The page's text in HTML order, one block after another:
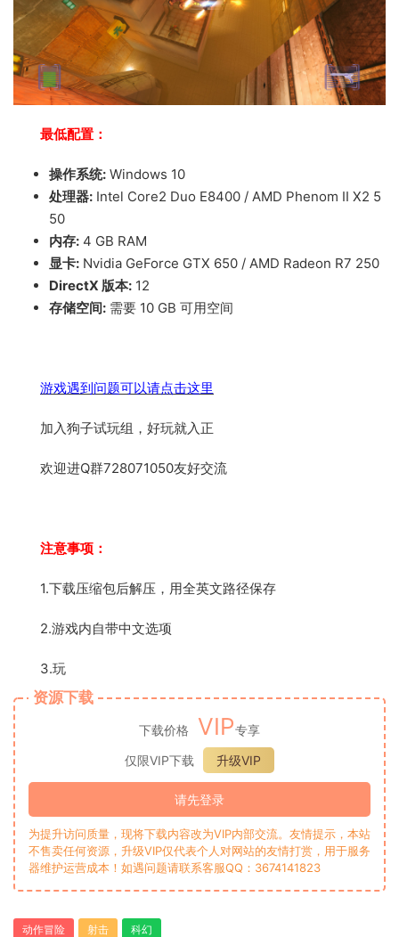
最低配置：
操作系统: Windows 10
处理器: Intel Core2 Duo E8400 / AMD Phenom II X2 5
50
内存: 4 GB RAM
显卡: Nvidia GeForce GTX 650 / AMD Radeon R7 250
DirectX 版本: 12
存储空间: 需要 10 GB 可用空间
游戏遇到问题可以请点击这里
加入狗子试玩组，好玩就入正
欢迎进Q群728071050友好交流
注意事项：
1.下载压缩包后解压，用全英文路径保存
2.游戏内自带中文选项
3.玩
资源下载
下载价格 VIP专享
仅限VIP下载
升级VIP
请先登录
为提升访问质量，现将下载内容改为VIP内部交流。友情提示，本站
不售卖任何资源，升级VIP仅代表个人对网站的友情打赏，用于服务
器维护运营成本！如遇问题请联系客服QQ：3674141823
动作冒险 射击 科幻